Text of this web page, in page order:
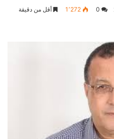
0 1٬272 أقل من دقيقة